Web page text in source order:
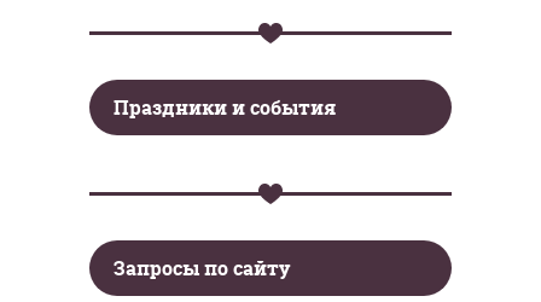
Праздники и события
Запросы по сайту